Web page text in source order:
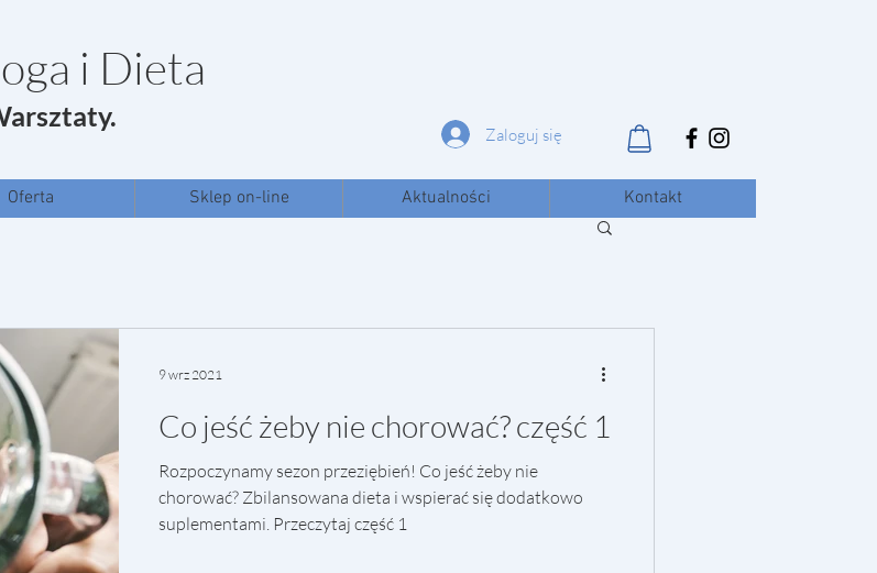
i Dieta
Zaloguj się
Oferta Sklep on-line Aktualności Kontakt
Co jeść żeby nie chorować? część 1
Rozpoczynamy sezon przeziębień! Co jeść żeby nie
chorować? Zbilansowana dieta i wspierać się dodatkowo
suplementami. Przeczytaj część 1
9 wrz 2021